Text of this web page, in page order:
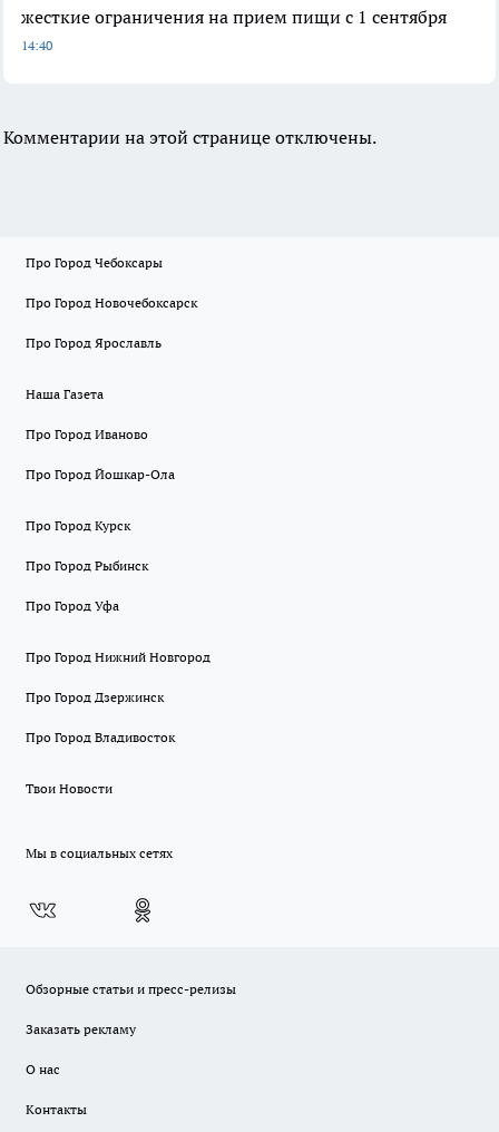
жесткие ограничения на прием пищи с 1 сентября
14:40
Комментарии на этой странице отключены.
Про Город Чебоксары
Про Город Новочебоксарск
Про Город Ярославль
Наша Газета
Про Город Иваново
Про Город Йошкар-Ола
Про Город Курск
Про Город Рыбинск
Про Город Уфа
Про Город Нижний Новгород
Про Город Дзержинск
Про Город Владивосток
Твои Новости
Мы в социальных сетях
Обзорные статьи и пресс-релизы
Заказать рекламу
О нас
Контакты